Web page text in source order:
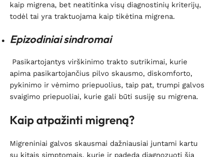
kaip migrena, bet neatitinka visų diagnostinių kriterijų,
todėl tai yra traktuojama kaip tikėtina migrena.
Epizodiniai sindromai
Pasikartojantys virškinimo trakto sutrikimai, kurie
apima pasikartojančius pilvo skausmo, diskomforto,
pykinimo ir vėmimo priepuolius, taip pat, trumpi galvos
svaigimo priepuoliai, kurie gali būti susiję su migrena.
Kaip atpažinti migreną?
Migreniniai galvos skausmai dažniausiai juntami kartu
su kitais simptomais, kurie ir padeda diagnozuoti šią